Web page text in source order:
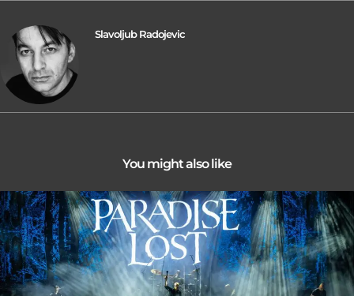
Slavoljub Radojevic
You might also like